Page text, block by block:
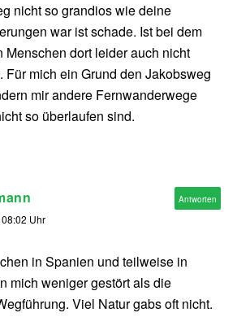
nicht so grandios wie deine
war ist schade. Ist bei dem
Menschen dort leider auch nicht
Für mich ein Grund den Jakobsweg
mir andere Fernwanderwege
so überlaufen sind.
Uhr
in Spanien und teilweise in
mich weniger gestört als die
Viel Natur gabs oft nicht.
Antworten